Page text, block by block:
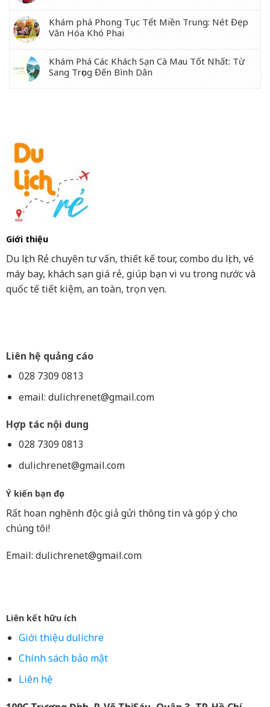
Khám phá Phong Tục Tết Miền Trung: Nét Đẹp
Văn Hóa Khó Phai
Khám Phá Các Khách Sạn Cà Mau Tốt Nhất: Từ
Sang Trọng Đến Bình Dân
Giới thiệu
Du lịch Rẻ chuyên tư vấn, thiết kế tour, combo du lịch, vé
máy bay, khách sạn giá rẻ, giúp bạn vi vu trong nước và
quốc tế tiết kiệm, an toàn, trọn vẹn.
Liên hệ quảng cáo
028 7309 0813
email: dulichrenet@gmail.com
Hợp tác nội dung
028 7309 0813
dulichrenet@gmail.com
Ý kiến bạn đọc
Rất hoan nghênh độc giả gửi thông tin và góp ý cho
chúng tôi!
Email: dulichrenet@gmail.com
Liên kết hữu ích
Giới thiệu dulichre
Chính sách bảo mật
Liên hệ